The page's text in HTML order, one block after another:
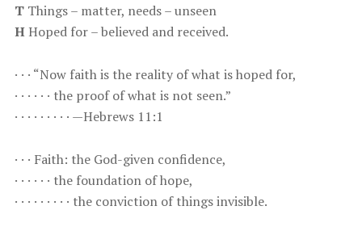
TThings – matter, needs – unseen
HHoped for – believed and received.
· · · “Now faith is the reality of what is hoped for,
· · · · · · the proof of what is not seen.”
· · · · · · · · · —Hebrews 11:1
· · · Faith: the God-given confidence,
· · · · · · the foundation of hope,
· · · · · · · · · the conviction of things invisible.